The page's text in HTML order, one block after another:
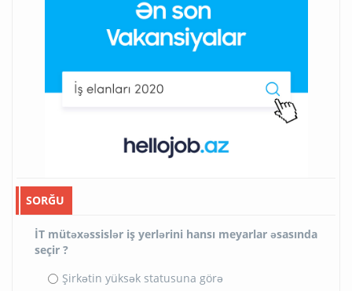
SORĞU
İT mütəxəssislər iş yerlərini hansı meyarlar əsasında
seçir ?
Şirkətin yüksək statusuna görə